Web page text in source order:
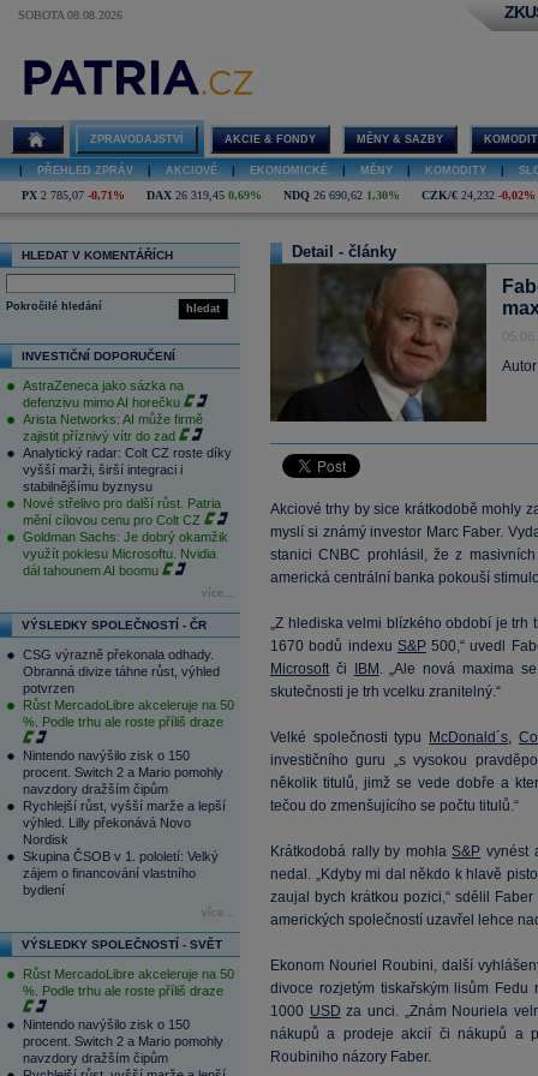
SOBOTA 08.08.2026
ZPRAVODAJSTVÍ AKCIE & FONDY MĚNY & SAZBY
PŘEHLED ZPRÁV AKCIOVÉ EKONOMICKÉ MĚNY KOMODITY
PX 2 785,07 -0,71% DAX 26 319,45 0,69% NDQ 26 690,62 1,30% CZK/€ 24,232 -0,02%
HLEDAT V KOMENTÁŘÍCH
hledat
Pokročilé hledání
INVESTIČNÍ DOPORUČENÍ
AstraZeneca jako sázka na
defenzivu mimo AI horečku
Arista Networks: AI může firmě
zajistit příznivý vítr do zad
Analytický radar: Colt CZ roste díky
vyšší marži, širší integraci i
stabilnějšímu byznysu
Nové střelivo pro další růst. Patria
mění cílovou cenu pro Colt CZ
Goldman Sachs: Je dobrý okamžik
využít poklesu Microsoftu. Nvidia
dál tahounem AI boomu
více...
VÝSLEDKY SPOLEČNOSTÍ - ČR
CSG výrazně překonala odhady.
Obranná divize táhne růst, výhled
potvrzen
Růst MercadoLibre akceleruje na 50
%. Podle trhu ale roste příliš draze
Nintendo navýšilo zisk o 150
procent. Switch 2 a Mario pomohly
navzdory dražším čipům
Rychlejší růst, vyšší marže a lepší
výhled. Lilly překonává Novo
Nordisk
Skupina ČSOB v 1. pololetí: Velký
zájem o financování vlastního
bydlení
více...
VÝSLEDKY SPOLEČNOSTÍ - SVĚT
Růst MercadoLibre akceleruje na 50
%. Podle trhu ale roste příliš draze
Nintendo navýšilo zisk o 150
procent. Switch 2 a Mario pomohly
navzdory dražším čipům
Detail - články
Akciové trhy by sice krátkodobě mohly
myslí si známý investor Marc Faber.
stanici CNBC prohlásil, že z
americká centrální banka pokouší
„Z hlediska velmi blízkého období je
1670 bodů indexu S&P500,“ uvedl
Microsoftči IBM . „Ale nová maxima
skutečnosti je trh vcelku zranitelný.“
Velké společnosti typu McDonald´s,
investičního guru „s vysokou
několik titulů, jimž se vede dobře a
tečou do zmenšujícího se počtu titulů.“
Krátkodobá rally by mohlaS&P vynést
nedal. „Kdyby mi dal někdo k hlavě
zaujal bych krátkou pozici,“ sdělil
amerických společností uzavřel lehce
Ekonom Nouriel Roubini, další
divoce rozjetým tiskařským lisům
1000 USD za unci. „Znám Nouriela
nákupů a prodeje akcií či nákupů a
Roubiniho názory Faber.